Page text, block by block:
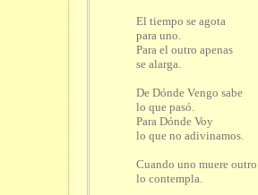
El tiempo se agota
para uno.
Para el outro apenas
se alarga.
De Dónde Vengo sabe
lo que pasó.
Para Dónde Voy
lo que no adivinamos.
Cuando uno muere outro
lo contempla.